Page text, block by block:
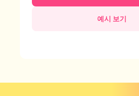
예시 보기